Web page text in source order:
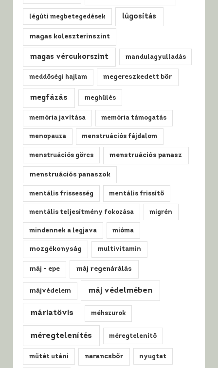
légúti megbetegedések lúgosítás
magas koleszterinszint
magas vércukorszint mandulagyulladás
meddőségi hajlam megereszkedett bőr
megfázás meghűlés
memória javítása memória támogatás
menopauza menstruációs fájdalom
menstruációs görcs menstruációs panasz
menstruációs panaszok
mentális frissesség mentális frissítő
mentális teljesítmény fokozása migrén
mindennek a legjava mióma
mozgékonyság multivitamin
máj - epe máj regenárálás
májvédelem máj védelmében
máriatövis méhszurok
méregtelenítés méregtelenítő
műtét utáni narancsbőr nyugtat